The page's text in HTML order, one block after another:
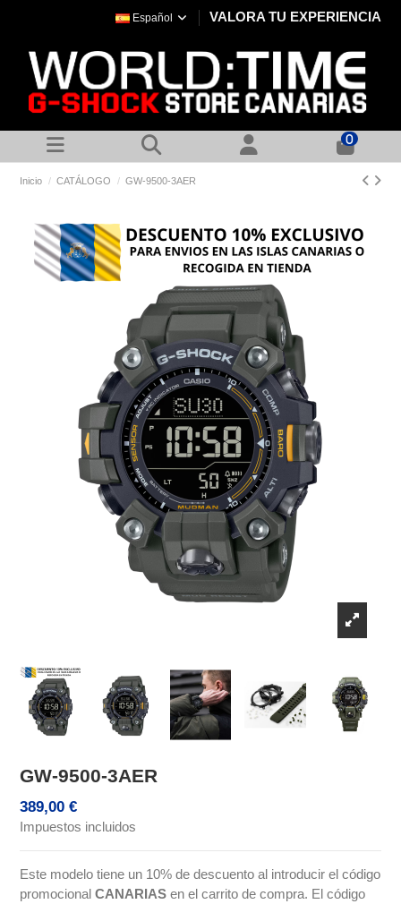
Español VALORA TU EXPERIENCIA
0
Inicio CATÁLOGO GW-9500-3AER
GW-9500-3AER
389,00 €
Impuestos incluidos
Este modelo tiene un 10% de descuento al introducir el código
promocionalCANARIAS en el carrito de compra. El código